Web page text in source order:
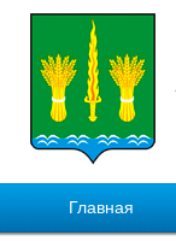
Главная